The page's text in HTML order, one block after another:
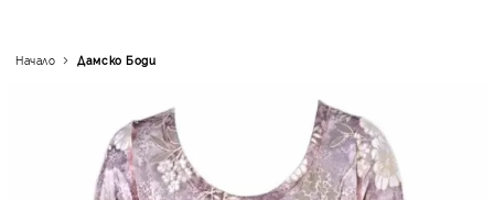
Начало Дамскo Боди